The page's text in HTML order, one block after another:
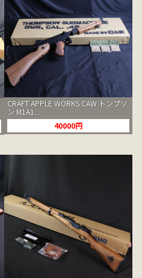
CRAFT APPLE WORKS CAW トンプソ
ン M1A1...
40000円